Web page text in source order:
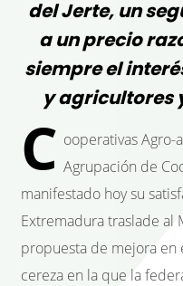
del Jerte, un
a un precio
siempre el
y agricultores
C ooperativas Agro-
Agrupación de
manifestado hoy su
Extremadura traslade al
propuesta de mejora en
cereza en la que la